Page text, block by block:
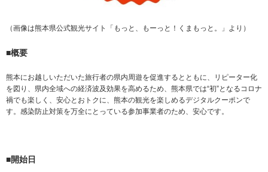
（画像は熊本県公式観光サイト「もっと、もーっと！くまもっと。」より）
■概要
熊本にお越しいただいた旅行者の県内周遊を促進するとともに、リピーター化
を図り、県内全域への経済波及効果を高めるため、熊本県では“初”となるコロナ
禍でも楽しく、安心とおトクに、熊本の観光を楽しめるデジタルクーポンで
す。感染防止対策を万全にとっている参加事業者のため、安心です。
■開始日